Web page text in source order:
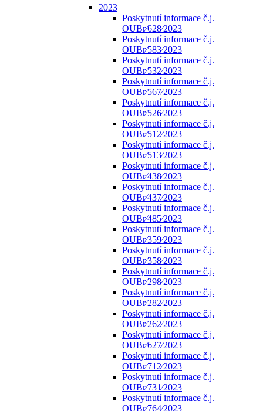
2023
Poskytnutí informace č.j.
OUBr⁄628⁄2023
Poskytnutí informace č.j.
OUBr⁄583⁄2023
Poskytnutí informace č.j.
OUBr⁄532⁄2023
Poskytnutí informace č.j.
OUBr⁄567⁄2023
Poskytnutí informace č.j.
OUBr⁄526⁄2023
Poskytnutí informace č.j.
OUBr⁄512⁄2023
Poskytnutí informace č.j.
OUBr⁄513⁄2023
Poskytnutí informace č.j.
OUBr⁄438⁄2023
Poskytnutí informace č.j.
OUBr⁄437⁄2023
Poskytnutí informace č.j.
OUBr⁄485⁄2023
Poskytnutí informace č.j.
OUBr⁄359⁄2023
Poskytnutí informace č.j.
OUBr⁄358⁄2023
Poskytnutí informace č.j.
OUBr⁄298⁄2023
Poskytnutí informace č.j.
OUBr⁄282⁄2023
Poskytnutí informace č.j.
OUBr⁄262⁄2023
Poskytnutí informace č.j.
OUBr⁄627⁄2023
Poskytnutí informace č.j.
OUBr⁄712⁄2023
Poskytnutí informace č.j.
OUBr⁄731⁄2023
Poskytnutí informace č.j.
OUBr⁄764⁄2023